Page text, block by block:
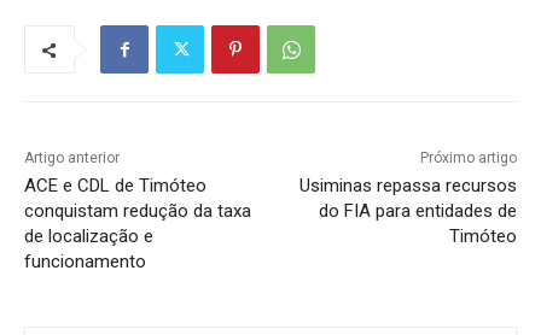
Artigo anterior
ACE e CDL de Timóteo
conquistam redução da taxa
de localização e
funcionamento
Próximo artigo
Usiminas repassa recursos
do FIA para entidades de
Timóteo